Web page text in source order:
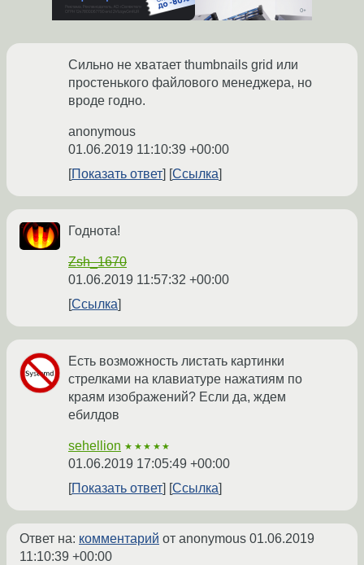
Сильно не хватает thumbnails grid или
простенького файлового менеджера, но
вроде годно.
anonymous
01.06.2019 11:10:39 +00:00
Показать ответ
Ссылка
Годнота!
Zsh_1670
01.06.2019 11:57:32 +00:00
Ссылка
Есть возможность листать картинки
стрелками на клавиатуре нажатиям по
краям изображений? Если да, ждем
ебилдов
sehellion ★★★★★
01.06.2019 17:05:49 +00:00
Показать ответ
Ссылка
Ответ на: комментарий от anonymous 01.06.2019
11:10:39 +00:00